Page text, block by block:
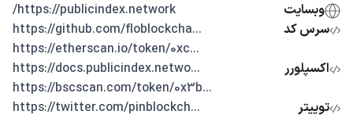
وبسایت
https://publicindex.network/
سرس کد
...https://github.com/floblockcha
اکسپلورر
...https://etherscan.io/token/0xc
...https://docs.publicindex.netwo
...https://bscscan.com/token/0x3b
توییتر
...https://twitter.com/pinblockch